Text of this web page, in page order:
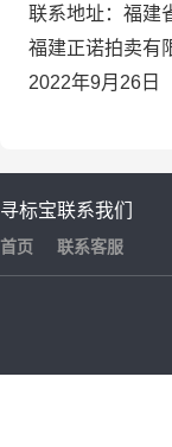
联系地址：福建
福建正诺拍卖有
2022年9月 26 日
寻标宝
首页
联系我们
联系客服